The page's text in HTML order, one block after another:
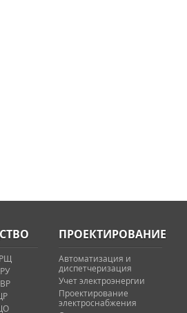
ПРОЕКТИРОВАНИЕ
Автоматизация и
диспетчеризация
Учет электроэнергии
Проектирование
электроснабжения